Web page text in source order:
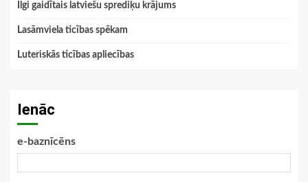
Ilgi gaidītais latviešu sprediķu krājums
Lasāmviela ticības spēkam
Luteriskās ticības apliecības
Ienāc
e-baznīcēns